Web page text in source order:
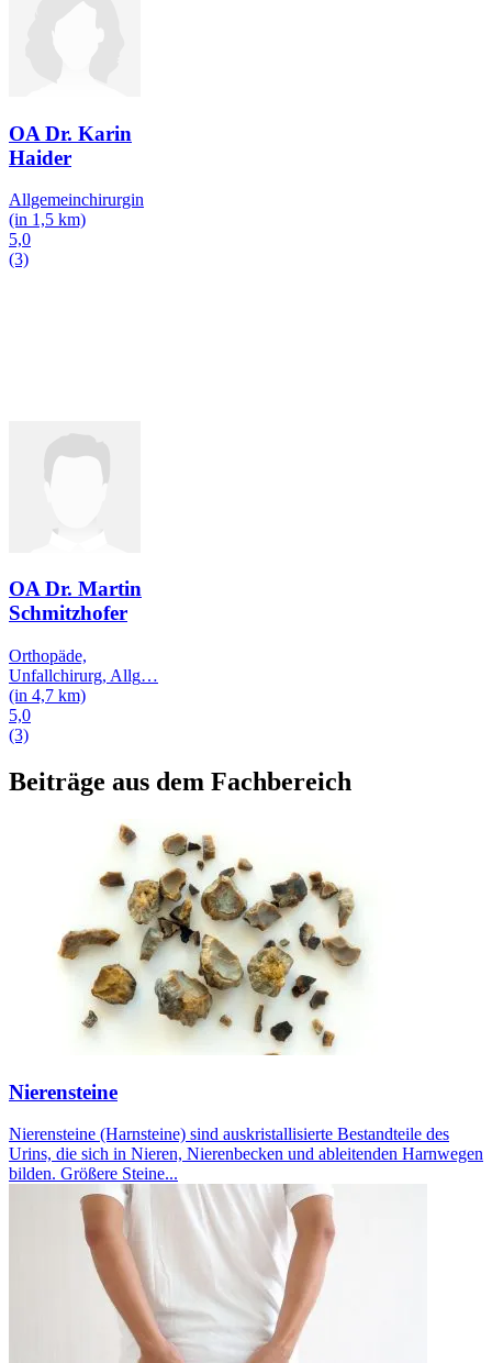
OA Dr. Karin
Haider
Allgemeinchirurgin
(in 1,5 km)
5,0
(3)
OA Dr. Martin
Schmitzhofer
Orthopäde,
Unfallchirurg, Allg…
(in 4,7 km)
5,0
(3)
Beiträge aus dem Fachbereich
Nierensteine
Nierensteine (Harnsteine) sind auskristallisierte Bestandteile des
Urins, die sich in Nieren, Nierenbecken und ableitenden Harnwegen
bilden. Größere Steine...